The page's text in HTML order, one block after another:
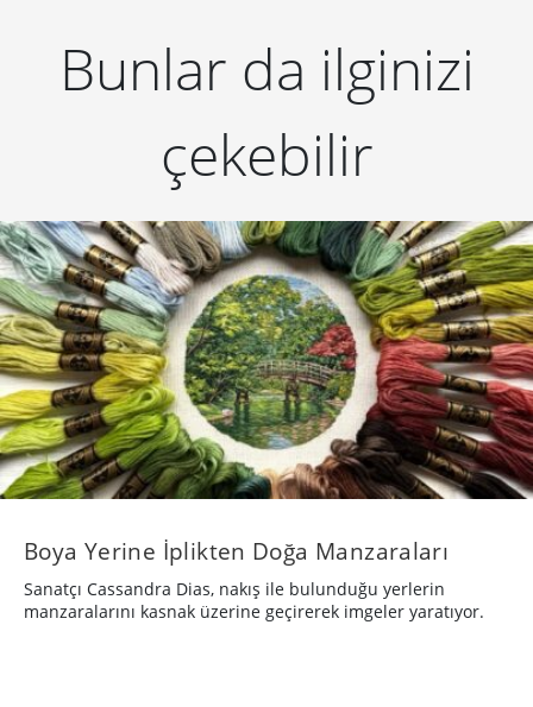
Bunlar da ilginizi
çekebilir
Boya Yerine İplikten Doğa Manzaraları
Sanatçı Cassandra Dias, nakış ile bulunduğu yerlerin
manzaralarını kasnak üzerine geçirerek imgeler yaratıyor.